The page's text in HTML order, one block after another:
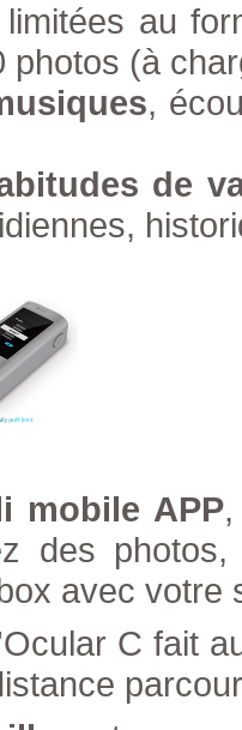
limitées au
photos (à
,
de
mobile APP
des
avec votre
C fait